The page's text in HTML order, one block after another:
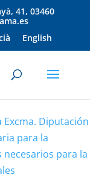
41, 03460
English
Excma. Diputación
para la
para la